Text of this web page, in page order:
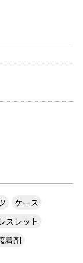
ケース
スレット
着剤